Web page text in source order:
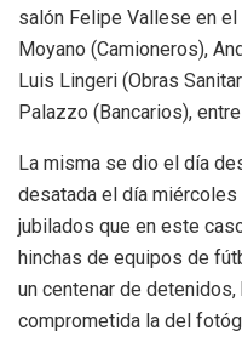
salón Felipe Vallese en
Moyano (Camioneros),
Luis Lingeri (Obras
Palazzo (Bancarios),
La misma se dio el día
desatada el día
jubilados que en este
hinchas de equipos de
un centenar de
comprometida la del